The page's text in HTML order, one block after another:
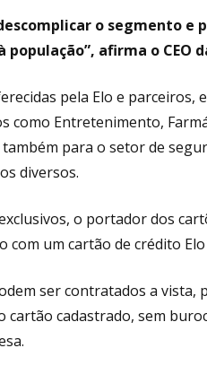
o segmento e
população”, afirma o CEO
pela Elo e
como Entretenimento,
para o setor de
diversos.
o portador dos
com um cartão de crédito
ser contratados a vista,
cadastrado, sem